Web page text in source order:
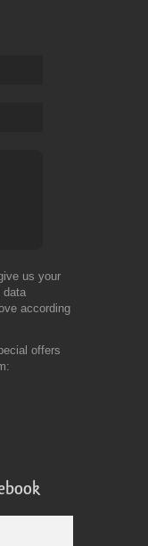
us your
data
according
offers